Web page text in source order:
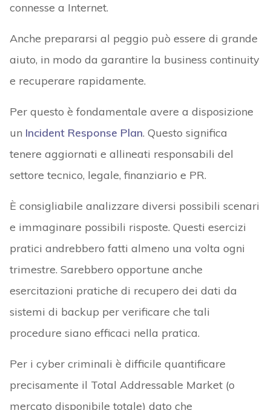
connesse a Internet.
Anche prepararsi al peggio può essere di grande
aiuto, in modo da garantire la business continuity
e recuperare rapidamente.
Per questo è fondamentale avere a disposizione
un Incident Response Plan. Questo significa
tenere aggiornati e allineati responsabili del
settore tecnico, legale, finanziario e PR.
È consigliabile analizzare diversi possibili scenari
e immaginare possibili risposte. Questi esercizi
pratici andrebbero fatti almeno una volta ogni
trimestre. Sarebbero opportune anche
esercitazioni pratiche di recupero dei dati da
sistemi di backup per verificare che tali
procedure siano efficaci nella pratica.
Per i cyber criminali è difficile quantificare
precisamente il Total Addressable Market (o
mercato disponibile totale) dato che